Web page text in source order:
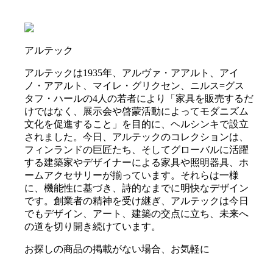
アルテック
アルテックは1935年、アルヴァ・アアルト、アイ
ノ・アアルト、マイレ・グリクセン、ニルス=グス
タフ・ハールの4人の若者により「家具を販売するだ
けではなく、展示会や啓蒙活動によってモダニズム
文化を促進すること」を目的に、ヘルシンキで設立
されました。今日、アルテックのコレクションは、
フィンランドの巨匠たち、そしてグローバルに活躍
する建築家やデザイナーによる家具や照明器具、ホ
ームアクセサリーが揃っています。それらは一様
に、機能性に基づき、詩的なまでに明快なデザイン
です。創業者の精神を受け継ぎ、アルテックは今日
でもデザイン、アート、建築の交点に立ち、未来へ
の道を切り開き続けています。
お探しの商品の掲載がない場合、お気軽に